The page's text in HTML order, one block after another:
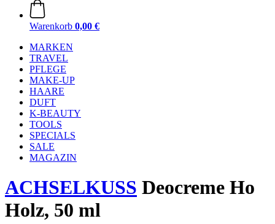
Warenkorb 0,00 €
MARKEN
TRAVEL
PFLEGE
MAKE-UP
HAARE
DUFT
K-BEAUTY
TOOLS
SPECIALS
SALE
MAGAZIN
ACHSELKUSS Deocreme Ho
Holz, 50 ml